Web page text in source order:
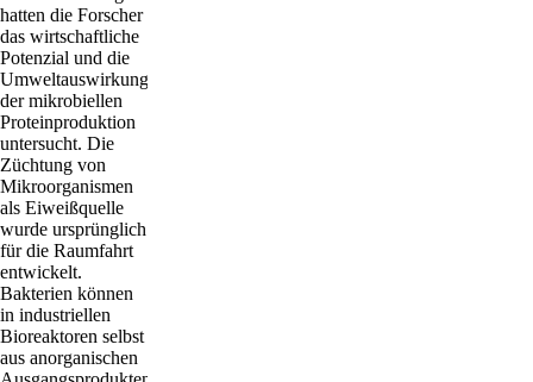
hatten die Forscher
das wirtschaftliche
Potenzial und die
Umweltauswirkungen
der mikrobiellen
Proteinproduktion
untersucht. Die
Züchtung von
Mikroorganismen
als Eiweißquelle
wurde ursprünglich
für die Raumfahrt
entwickelt.
Bakterien können
in industriellen
Bioreaktoren selbst
aus anorganischen